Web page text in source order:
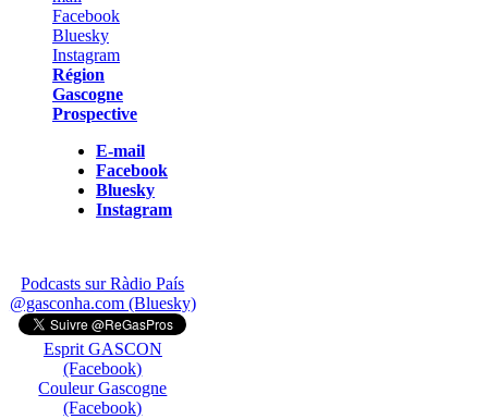
Région
Gascogne
Prospective
E-mail
Facebook
Bluesky
Instagram
Podcasts sur Ràdio País
@gasconha.com (Bluesky)
Esprit GASCON
(Facebook)
Couleur Gascogne
(Facebook)